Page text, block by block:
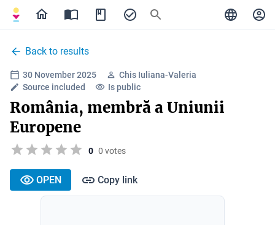
Back to results
30 November 2025
Chis Iuliana-Valeria
Source included
Is public
România, membră a Uniunii
Europene
0 0 votes
OPEN Copy link